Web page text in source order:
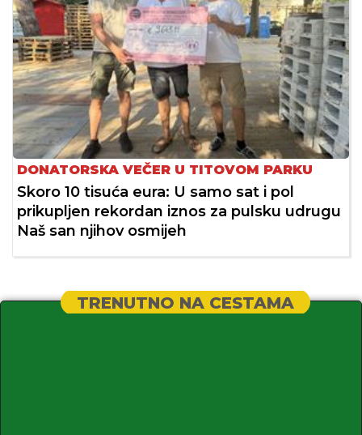
DONATORSKA VEČER U TITOVOM PARKU
Skoro 10 tisuća eura: U samo sat i pol
prikupljen rekordan iznos za pulsku udrugu
Naš san njihov osmijeh
TRENUTNO NA CESTAMA